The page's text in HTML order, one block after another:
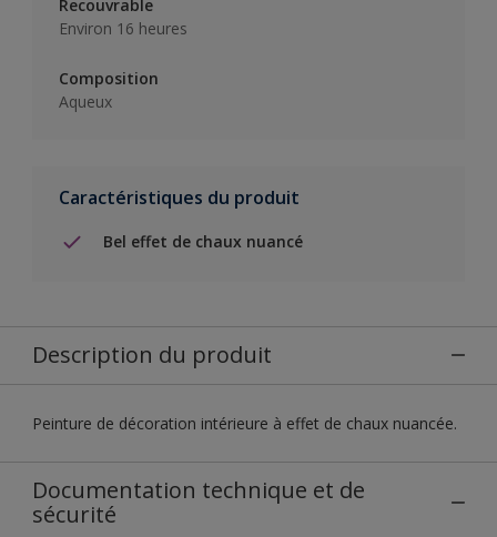
Recouvrable
Environ 16 heures
Composition
Aqueux
Caractéristiques du produit
Bel effet de chaux nuancé
Description du produit
Peinture de décoration intérieure à effet de chaux nuancée.
Documentation technique et de
sécurité